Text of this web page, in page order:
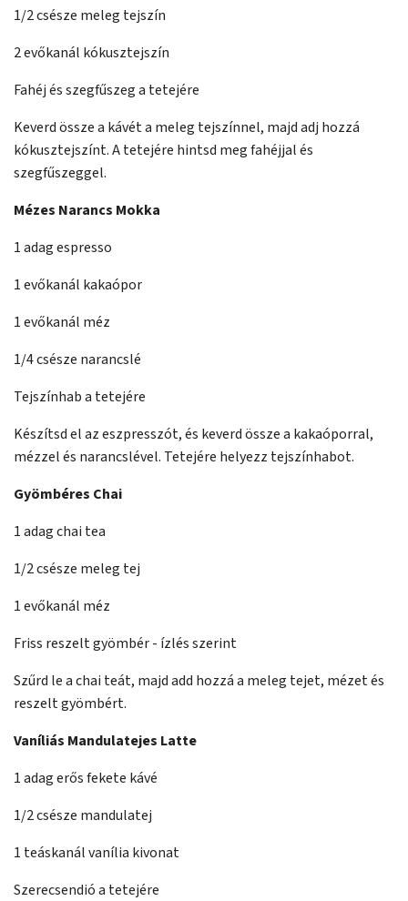
1/2 csésze meleg tejszín
2 evőkanál kókusztejszín
Fahéj és szegfűszeg a tetejére
Keverd össze a kávét a meleg tejszínnel, majd adj hozzá
kókusztejszínt. A tetejére hintsd meg fahéjjal és
szegfűszeggel.
Mézes Narancs Mokka
1 adag espresso
1 evőkanál kakaópor
1 evőkanál méz
1/4 csésze narancslé
Tejszínhab a tetejére
Készítsd el az eszpresszót, és keverd össze a kakaóporral,
mézzel és narancslével. Tetejére helyezz tejszínhabot.
Gyömbéres Chai
1 adag chai tea
1/2 csésze meleg tej
1 evőkanál méz
Friss reszelt gyömbér - ízlés szerint
Szűrd le a chai teát, majd add hozzá a meleg tejet, mézet és
reszelt gyömbért.
Vaníliás Mandulatejes Latte
1 adag erős fekete kávé
1/2 csésze mandulatej
1 teáskanál vanília kivonat
Szerecsendió a tetejére